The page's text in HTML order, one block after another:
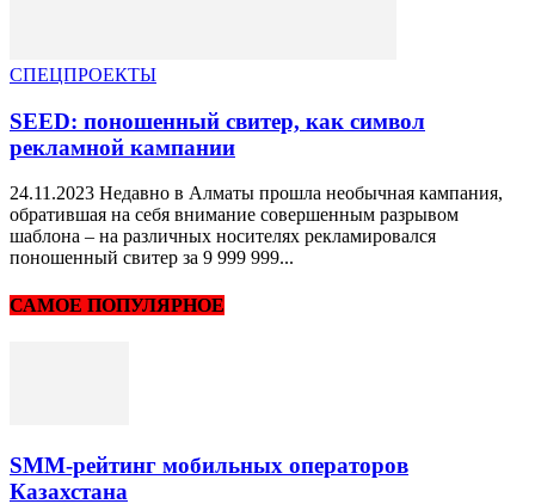
СПЕЦПРОЕКТЫ
SEED: поношенный свитер, как символ
рекламной кампании
24.11.2023 Недавно в Алматы прошла необычная кампания,
обратившая на себя внимание совершенным разрывом
шаблона – на различных носителях рекламировался
поношенный свитер за 9 999 999...
САМОЕ ПОПУЛЯРНОЕ
SMM-рейтинг мобильных операторов
Казахстана